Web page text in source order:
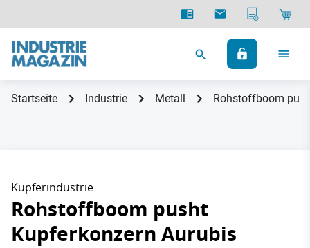
Startseite Industrie Metall Rohstoffboom
Kupferindustrie
Rohstoffboom pusht
Kupferkonzern Aurubis